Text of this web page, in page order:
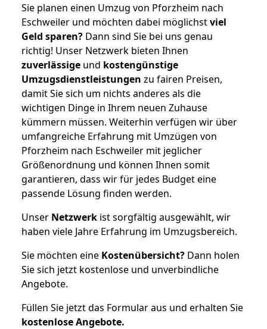
Sie planen einen Umzug von Pforzheim nach
Eschweiler und möchten dabei möglichstviel
Geld sparen? Dann sind Sie bei uns genau
richtig! Unser Netzwerk bieten Ihnen
zuverlässige und kostengünstige
Umzugsdienstleistungen zu fairen Preisen,
damit Sie sich um nichts anderes als die
wichtigen Dinge in Ihrem neuen Zuhause
kümmern müssen. Weiterhin verfügen wir über
umfangreiche Erfahrung mit Umzügen von
Pforzheim nach Eschweiler mit jeglicher
Größenordnung und können Ihnen somit
garantieren, dass wir für jedes Budget eine
passende Lösung finden werden.
Unser Netzwerk ist sorgfältig ausgewählt, wir
haben viele Jahre Erfahrung im Umzugsbereich.
Sie möchten eine Kostenübersicht? Dann holen
Sie sich jetzt kostenlose und unverbindliche
Angebote.
Füllen Sie jetzt das Formular aus und erhalten Sie
kostenloseAngebote.